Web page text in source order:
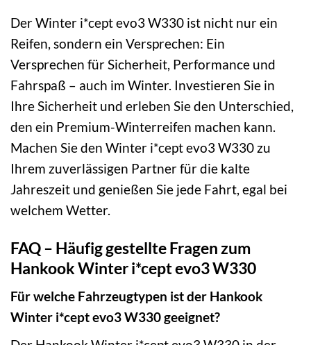
Der Winter i*cept evo3 W330 ist nicht nur ein
Reifen, sondern ein Versprechen: Ein
Versprechen für Sicherheit, Performance und
Fahrspaß – auch im Winter. Investieren Sie in
Ihre Sicherheit und erleben Sie den Unterschied,
den ein Premium-Winterreifen machen kann.
Machen Sie den Winter i*cept evo3 W330 zu
Ihrem zuverlässigen Partner für die kalte
Jahreszeit und genießen Sie jede Fahrt, egal bei
welchem Wetter.
FAQ – Häufig gestellte Fragen zum
Hankook Winter i*cept evo3 W330
Für welche Fahrzeugtypen ist der Hankook
Winter i*cept evo3 W330 geeignet?